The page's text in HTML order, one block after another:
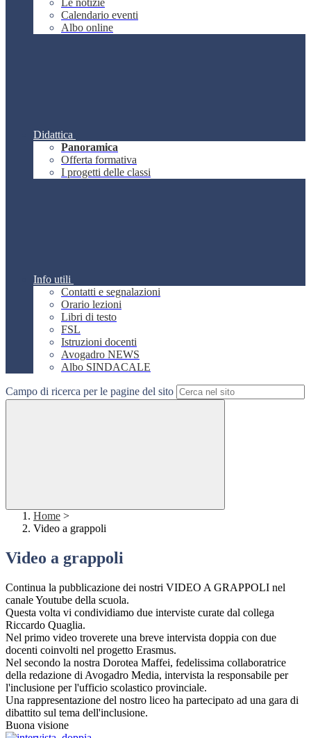
Le notizie
Calendario eventi
Albo online
Didattica
Panoramica
Offerta formativa
I progetti delle classi
Info utili
Contatti e segnalazioni
Orario lezioni
Libri di testo
FSL
Istruzioni docenti
Avogadro NEWS
Albo SINDACALE
Campo di ricerca per le pagine del sito
Home >
Video a grappoli
Video a grappoli
Continua la pubblicazione dei nostri VIDEO A GRAPPOLI nel
canale Youtube della scuola.
Questa volta vi condividiamo due interviste curate dal collega
Riccardo Quaglia.
Nel primo video troverete una breve intervista doppia con due
docenti coinvolti nel progetto Erasmus.
Nel secondo la nostra Dorotea Maffei, fedelissima collaboratrice
della redazione di Avogadro Media, intervista la responsabile per
l'inclusione per l'ufficio scolastico provinciale.
Una rappresentazione del nostro liceo ha partecipato ad una gara di
dibattito sul tema dell'inclusione.
Buona visione